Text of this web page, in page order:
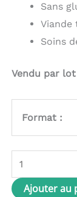
Sans
Viande
Soins
Vendu par
Format :
Ajouter au